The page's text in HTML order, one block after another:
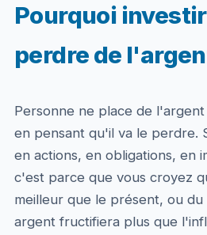
Pourquoi
perdre de
Personne ne place de
en pensant qu'il va le perdre.
en actions, en obligations, en
c'est parce que vous croyez
meilleur que le présent, ou
argent fructifiera plus que